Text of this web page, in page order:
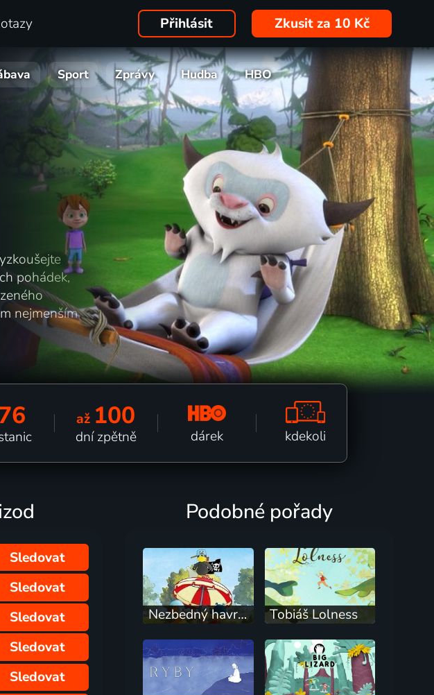
Přihlásit Zkusit za 10 Kč
Sport Zprávy Hudba HBO
pohádek,
nejmenším
až 100
dní zpětně dárek kdekoli
Sledovat
Sledovat
Sledovat
Sledovat
Sledovat
Podobné pořady
Nezbedný havran Tobiáš Lolness